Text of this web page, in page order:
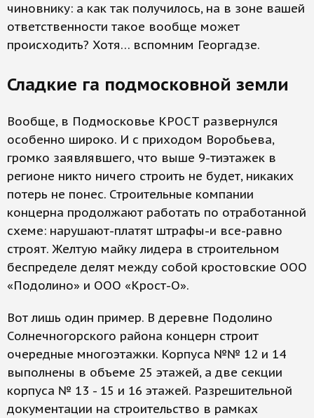
чиновнику: а как так получилось, на в зоне вашей
ответственности такое вообще может
происходить? Хотя… вспомним Георгадзе.
Сладкие га подмосковной земли
Вообще, в Подмосковье КРОСТ развернулся
особенно широко. И с приходом Воробьева,
громко заявлявшего, что выше 9-тиэтажек в
регионе никто ничего строить не будет, никаких
потерь не понес. Строительные компании
концерна продолжают работать по отработанной
схеме: нарушают-платят штрафы-и все-равно
строят. Желтую майку лидера в строительном
беспределе делят между собой кростовские ООО
«Подолино» и ООО «Крост-О».
Вот лишь один пример. В деревне Подолино
Солнечногорского района концерн строит
очередные многоэтажки. Корпуса №№ 12 и 14
выполнены в объеме 25 этажей, а две секции
корпуса № 13 - 15 и 16 этажей. Разрешительной
документации на строительство в рамках